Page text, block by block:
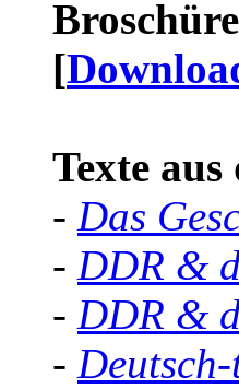
[
Texte
- Das
- DDR &
- DDR &
-